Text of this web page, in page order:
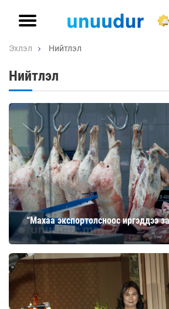
Эхлэл Нийтлэл
Нийтлэл
“Махаа экспортолсноос иргэддээ